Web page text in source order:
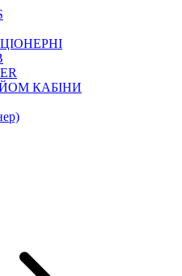
КАБІНИ